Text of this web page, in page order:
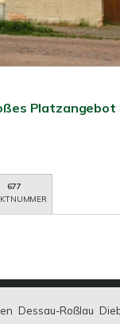
Platzangebot
677
Dessau-Roßlau